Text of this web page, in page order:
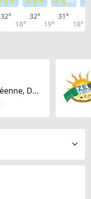
32°
18°
32°
19°
31°
18°
Suisse, Méditarranéenne, De saison